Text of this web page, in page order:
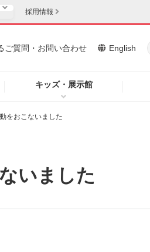
キッズ・展示館
ご質問・お問い合わせ English
ウを開きます）
採用情報
をおこないました
いました